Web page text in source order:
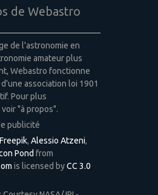
de Webastro
de l'astronomie en
amateur plus
Webastro fonctionne
association loi 1901
Pour plus
"à propos".
publicité
Freepik, Alessio Atzeni,
Pond from
is licensed byCC 3.0